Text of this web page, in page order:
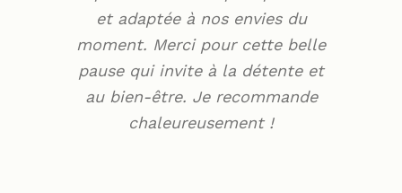
et adaptée à nos envies du
moment. Merci pour cette belle
pause qui invite à la détente et
au bien-être. Je recommande
chaleureusement !